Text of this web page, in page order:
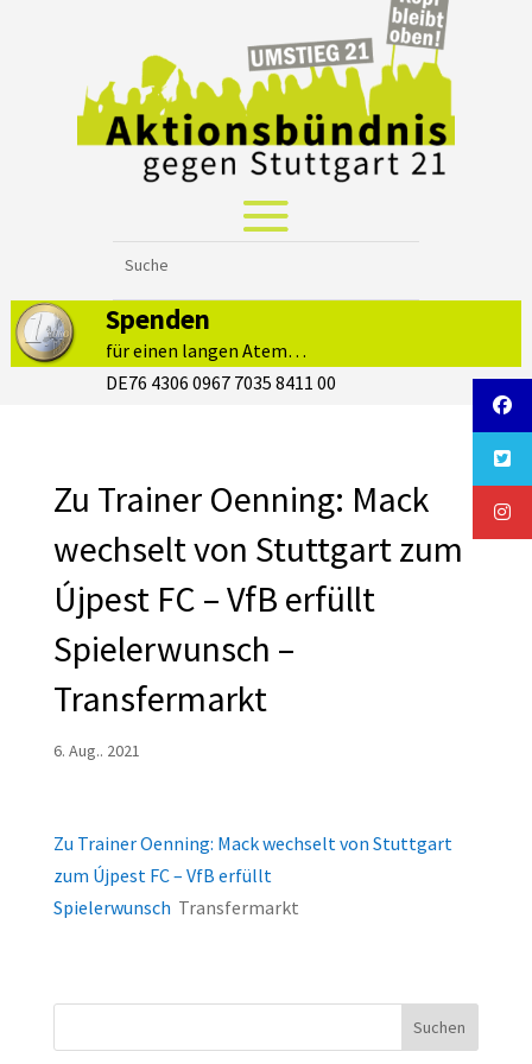
Spenden
für einen langen Atem…
DE76 4306 0967 7035 8411 00
Zu Trainer Oenning: Mack
wechselt von Stuttgart zum
Újpest FC – VfB erfüllt
Spielerwunsch –
Transfermarkt
6. Aug.. 2021
Zu Trainer Oenning: Mack wechselt von Stuttgart
zum Újpest FC – VfB erfüllt
Spielerwunsch Transfermarkt
Suchen